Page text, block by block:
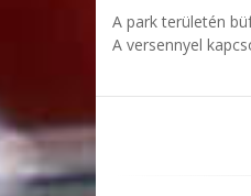
A park területén
A versennyel